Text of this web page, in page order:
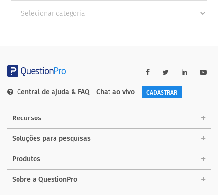
Categorias
Central de ajuda & FAQ Chat ao vivo CADASTRAR
Recursos
Soluções para pesquisas
Produtos
Sobre a QuestionPro